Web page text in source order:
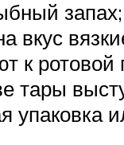
запах;
вкус
к ротовой
тары
упаковка